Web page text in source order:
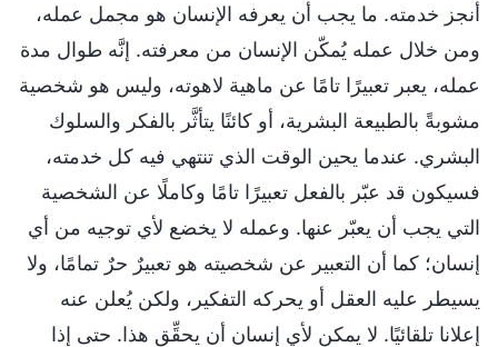
أنجز خدمته. ما يجب أن يعرفه الإنسان هو مجمل عمله،
ومن خلال عمله يُمكّن الإنسان من معرفته. إنَّه طوال مدة
عمله، يعبر تعبيرًا تامًا عن ماهية لاهوته، وليس هو شخصية
مشوبةً بالطبيعة البشرية، أو كائنًا يتأثَّر بالفكر والسلوك
البشري. عندما يحين الوقت الذي تنتهي فيه كل خدمته،
فسيكون قد عبّر بالفعل تعبيرًا تامًا وكاملًا عن الشخصية
التي يجب أن يعبّر عنها. وعمله لا يخضع لأي توجيه من أي
إنسان؛ كما أن التعبير عن شخصيته هو تعبيرٌ حرٌ تمامًا، ولا
يسيطر عليه العقل أو يحركه التفكير، ولكن يُعلن عنه
إعلانا تلقائيًا. لا يمكن لأي إنسان أن يحقِّق هذا. حتى إذا